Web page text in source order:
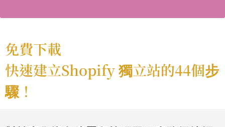
免費下載
快速建立Shopify 獨立站的44個步
驟！